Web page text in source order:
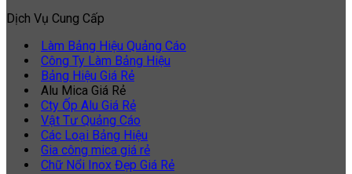
Dịch Vụ Cung Cấp
Làm Bảng Hiệu Quảng Cáo
Công Ty Làm Bảng Hiệu
Bảng Hiệu Giá Rẻ
Alu Mica Giá Rẻ
Cty Ốp Alu Giá Rẻ
Vật Tư Quảng Cáo
Các Loại Bảng Hiệu
Gia công mica giá rẻ
Chữ Nổi Inox Đẹp Giá Rẻ